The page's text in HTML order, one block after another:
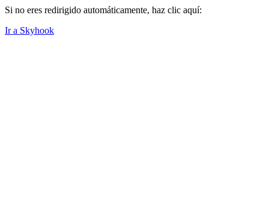
Si no eres redirigido automáticamente, haz clic aquí:
Ir a Skyhook